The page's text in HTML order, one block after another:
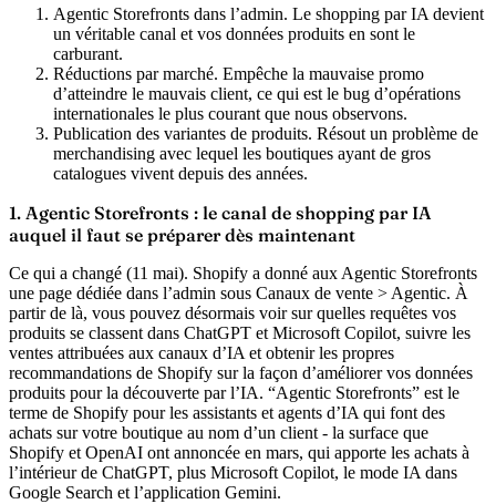
Agentic Storefronts dans l’admin. Le shopping par IA devient
un véritable canal et vos données produits en sont le
carburant.
Réductions par marché. Empêche la mauvaise promo
d’atteindre le mauvais client, ce qui est le bug d’opérations
internationales le plus courant que nous observons.
Publication des variantes de produits. Résout un problème de
merchandising avec lequel les boutiques ayant de gros
catalogues vivent depuis des années.
1. Agentic Storefronts : le canal de shopping par IA
auquel il faut se préparer dès maintenant
Ce qui a changé (11 mai). Shopify a donné aux Agentic Storefronts
une page dédiée dans l’admin sous Canaux de vente > Agentic. À
partir de là, vous pouvez désormais voir sur quelles requêtes vos
produits se classent dans ChatGPT et Microsoft Copilot, suivre les
ventes attribuées aux canaux d’IA et obtenir les propres
recommandations de Shopify sur la façon d’améliorer vos données
produits pour la découverte par l’IA. “Agentic Storefronts” est le
terme de Shopify pour les assistants et agents d’IA qui font des
achats sur votre boutique au nom d’un client - la surface que
Shopify et OpenAI ont annoncée en mars, qui apporte les achats à
l’intérieur de ChatGPT, plus Microsoft Copilot, le mode IA dans
Google Search et l’application Gemini.